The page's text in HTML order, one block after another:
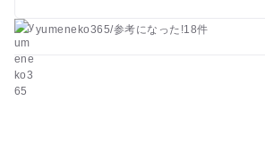
こちらに詳しくレポート書いてます♪
m/shiohigari-1/
yumeneko365/参考になった!18件